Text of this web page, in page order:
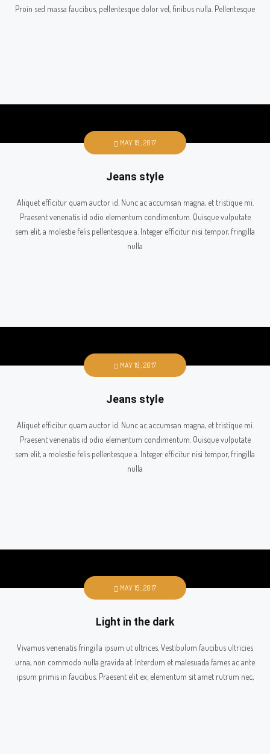
Proin sed massa faucibus, pellentesque dolor vel, finibus nulla. Pellentesque
MAY 19, 2017
Jeans style
Aliquet efficitur quam auctor id. Nunc ac accumsan magna, et tristique mi.
Praesent venenatis id odio elementum condimentum. Quisque vulputate
sem elit, a molestie felis pellentesque a. Integer efficitur nisi tempor, fringilla
nulla
MAY 19, 2017
Jeans style
Aliquet efficitur quam auctor id. Nunc ac accumsan magna, et tristique mi.
Praesent venenatis id odio elementum condimentum. Quisque vulputate
sem elit, a molestie felis pellentesque a. Integer efficitur nisi tempor, fringilla
nulla
MAY 19, 2017
Light in the dark
Vivamus venenatis fringilla ipsum ut ultrices. Vestibulum faucibus ultricies
urna, non commodo nulla gravida at. Interdum et malesuada fames ac ante
ipsum primis in faucibus. Praesent elit ex, elementum sit amet rutrum nec,